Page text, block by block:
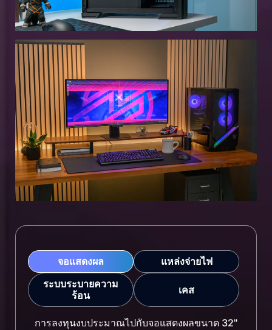
จอแสดงผล แหล่งจ่ายไฟ
ระบบระบายความ
ร้อน
เคส
การลงทุนงบประมาณไปกับจอแสดงผลขนาด 32"